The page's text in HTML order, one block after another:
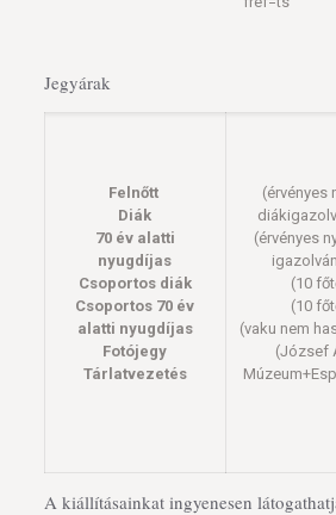
Jegyárak
Felnőtt
Diák
70 év alatti
nyugdíjas
Csoportos diák
Csoportos 70 év
alatti nyugdíjas
Fotójegy
Tárlatvezetés
(érvényes
(érvényes
(10
(10
(vaku nem
(József
A kiállításainkat ingyenesen